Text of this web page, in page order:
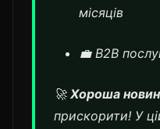
місяців
💼 B2B
🚀 Хороша
прискорити! У